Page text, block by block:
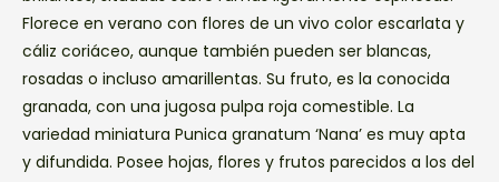
Florece en verano con flores de un vivo color escarlata y
cáliz coriáceo, aunque también pueden ser blancas,
rosadas o incluso amarillentas. Su fruto, es la conocida
granada, con una jugosa pulpa roja comestible. La
variedad miniatura Punica granatum ‘Nana’ es muy apta
y difundida. Posee hojas, flores y frutos parecidos a los del